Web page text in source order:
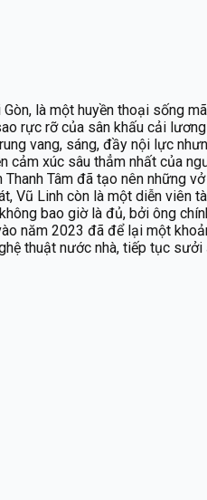
là một huyền thoại sống
rực rỡ của sân khấu cải
vang, sáng, đầy nội lực
xúc sâu thẳm nhất của
Tâm đã tạo nên những
Vũ Linh còn là một diễn
bao giờ là đủ, bởi ông
năm 2023 đã để lại một
thuật nước nhà, tiếp tục